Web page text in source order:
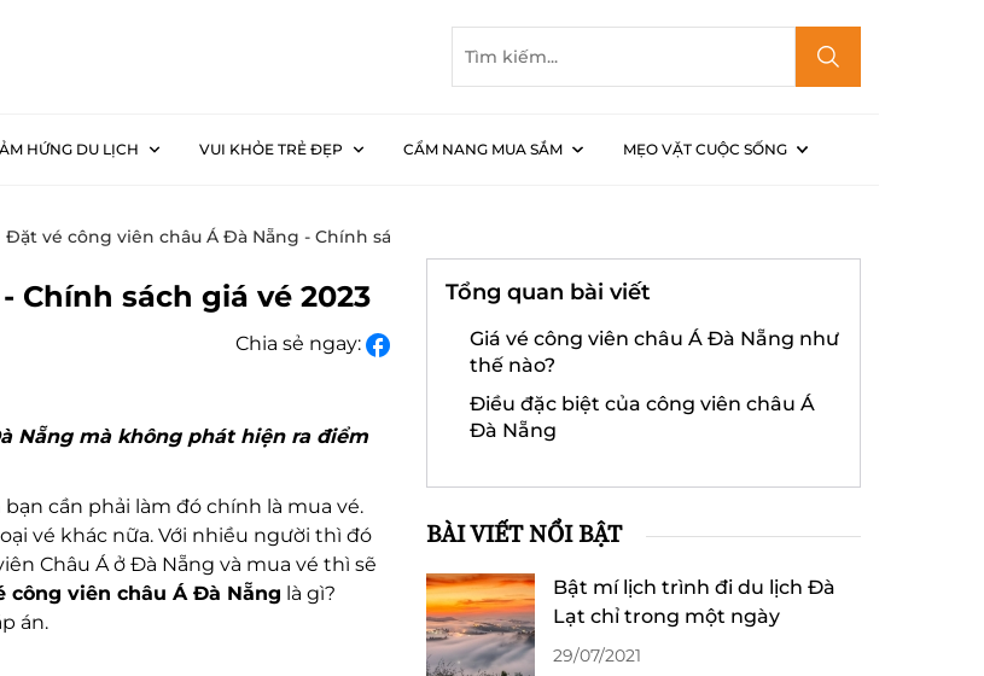
HỨNG DU LỊCH VUI KHỎE TRẺ ĐẸP CẨM NANG MUA SẮM MẸO VẶT CUỘC SỐNG
Đặt vé công viên châu Á Đà Nẵng - Chính sách giá vé 2023
Chính sách giá vé 2023
Chia sẻ ngay:
Nẵng mà không phát hiện ra điểm
cần phải làm đó chính là mua vé.
vé khác nữa. Với nhiều người thì đó
Châu Á ở Đà Nẵng và mua vé thì sẽ
công viên châu Á Đà Nẵng là gì?
án.
Tổng quan bài viết
Giá vé công viên châu Á Đà Nẵng như
thế nào?
Điều đặc biệt của công viên châu Á
Đà Nẵng
BÀI VIẾT NỔI BẬT
Bật mí lịch trình đi du lịch Đà
Lạt chỉ trong một ngày
29/07/2021